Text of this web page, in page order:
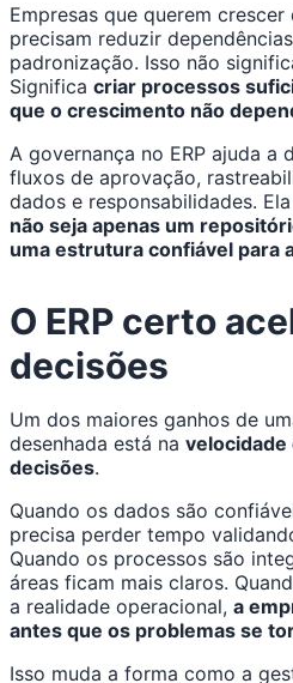
Empresas que querem
precisam reduzir
padronização. Isso não
Significa criar processos
que o crescimento não
A governança no ERP ajuda a
fluxos de aprovação,
dados e responsabilidades.
não seja apenas um
uma estrutura confiável para
O ERP certo
decisões
Um dos maiores ganhos de
desenhada está na velocidade
decisões.
Quando os dados são
precisa perder tempo
Quando os processos são
áreas ficam mais claros.
a realidade operacional, a
antes que os problemas se
Isso muda a forma como a